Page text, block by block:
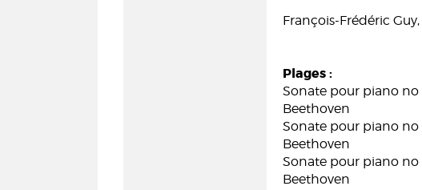
François-Frédéric
Plages :
Sonate pour piano no
Beethoven
Sonate pour piano no
Beethoven
Sonate pour piano no
Beethoven